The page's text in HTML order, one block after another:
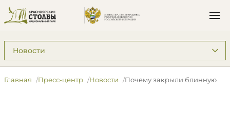
Подразделы: Пресс-центр
Главная Пресс-центр Новости Почему закрыли блинную